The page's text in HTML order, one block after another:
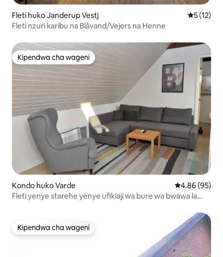
Fleti huko Janderup Vestj Ukadiriaji
5 (12)
Fleti nzuri karibu na Blåvand/Vejers na Henne
Kipendwa cha wageni
Kipendwa cha wageni
Kondo huko Varde Ukadiriaji wa
4.86 (95)
Fleti yenye starehe yenye ufikiaji wa bure wa bwawa la
Kipendwa cha wageni
Kipendwa cha wageni